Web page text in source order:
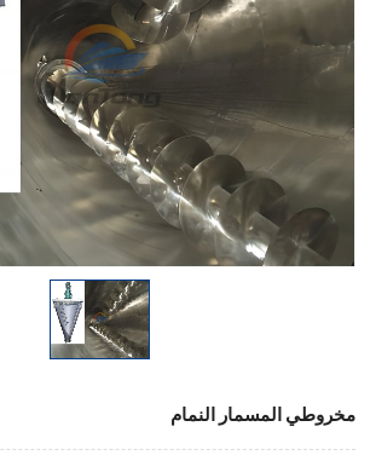
مخروطي المسمار النمام